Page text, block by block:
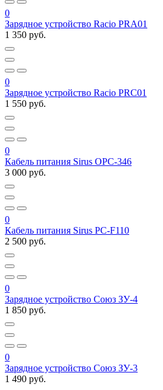
0
Зарядное устройство Racio PRA01
1 350 руб.
0
Зарядное устройство Racio PRC01
1 550 руб.
0
Кабель питания Sirus OPC-346
3 000 руб.
0
Кабель питания Sirus PC-F110
2 500 руб.
0
Зарядное устройство Союз ЗУ-4
1 850 руб.
0
Зарядное устройство Союз ЗУ-3
1 490 руб.